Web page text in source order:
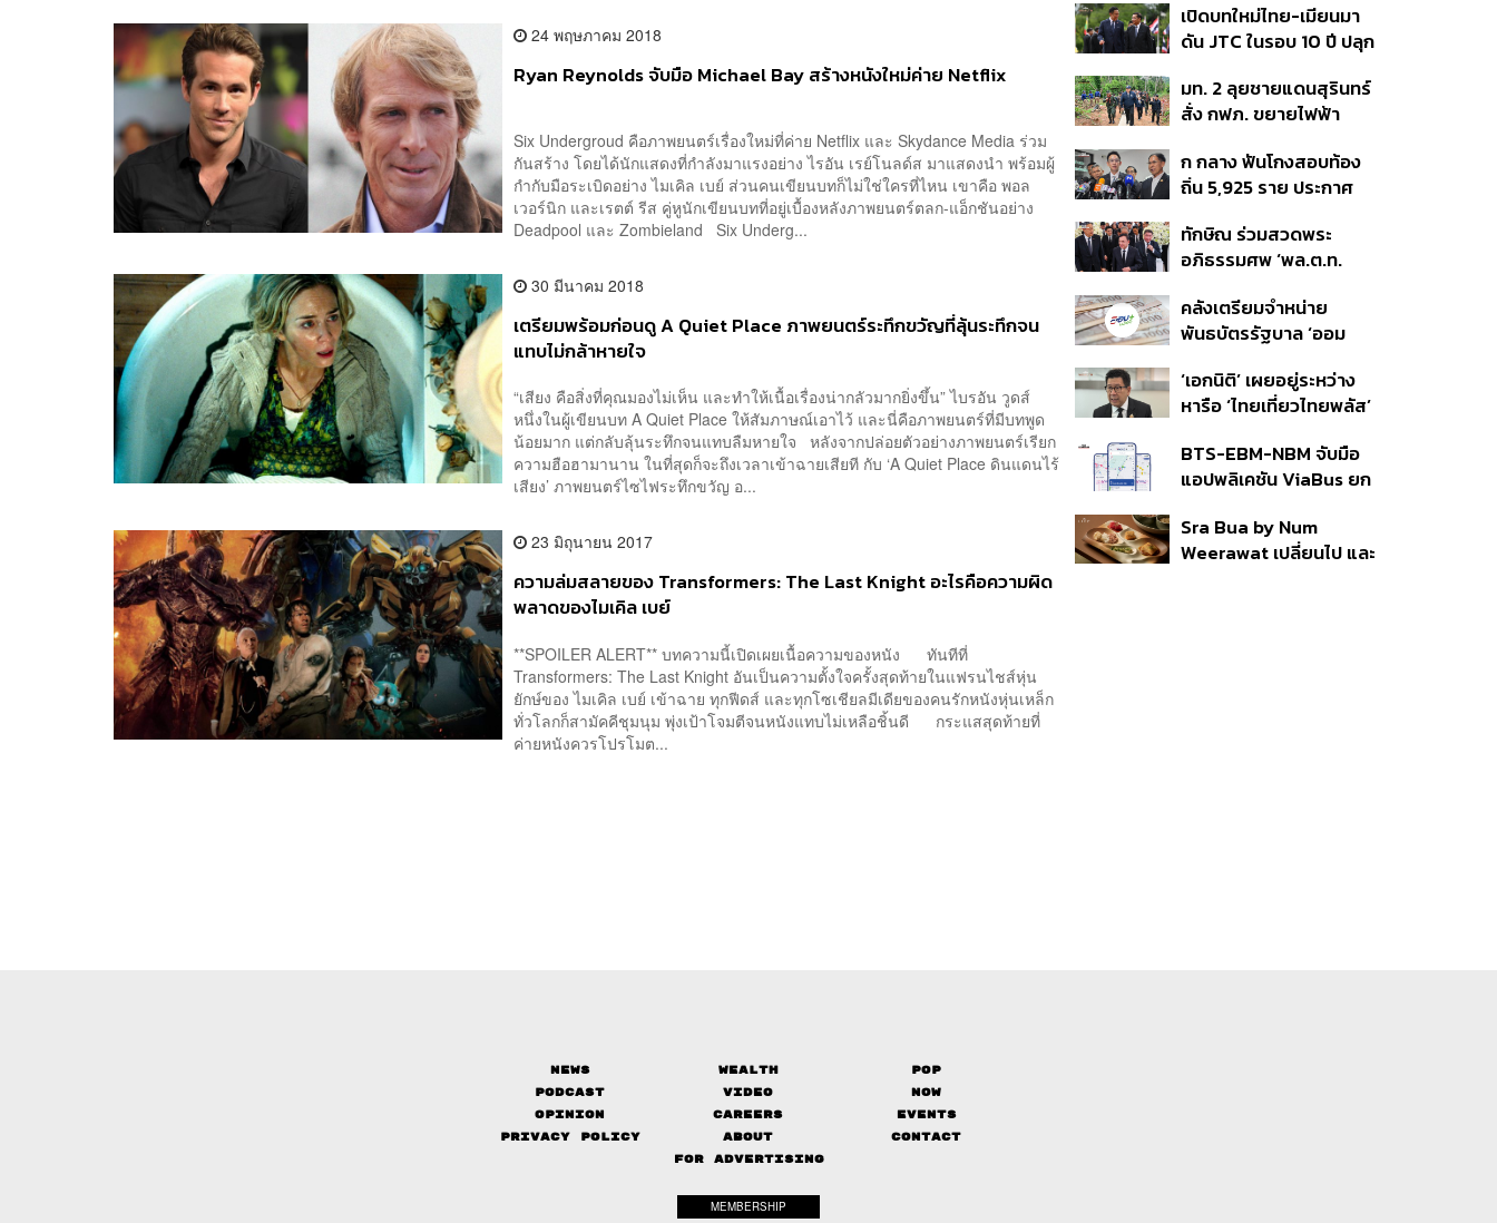
24 พฤษภาคม 2018
Ryan Reynolds จับมือ Michael Bay สร้างหนังใหม่ค่าย Netflix
Six Undergroud คือภาพยนตร์เรื่องใหม่ที่ค่าย Netflix และ Skydance Media ร่วม
กันสร้าง โดยได้นักแสดงที่กำลังมาแรงอย่าง ไรอัน เรย์โนลด์ส มาแสดงนำ พร้อมผู้
กำกับมือระเบิดอย่าง ไมเคิล เบย์ ส่วนคนเขียนบทก็ไม่ใช่ใครที่ไหน เขาคือ พอล
เวอร์นิก และเรตต์ รีส คู่หูนักเขียนบทที่อยู่เบื้องหลังภาพยนตร์ตลก-แอ็กชันอย่าง
Deadpool และ Zombieland Six Underg...
30 มีนาคม 2018
เตรียมพร้อมก่อนดู A Quiet Place ภาพยนตร์ระทึกขวัญที่ลุ้นระทึกจน
แทบไม่กล้าหายใจ
“เสียง คือสิ่งที่คุณมองไม่เห็น และทำให้เนื้อเรื่องน่ากลัวมากยิ่งขึ้น” ไบรอัน วูดส์
หนึ่งในผู้เขียนบท A Quiet Place ให้สัมภาษณ์เอาไว้ และนี่คือภาพยนตร์ที่มีบทพูด
น้อยมาก แต่กลับลุ้นระทึกจนแทบลืมหายใจ หลังจากปล่อยตัวอย่างภาพยนตร์เรียก
ความฮือฮามานาน ในที่สุดก็จะถึงเวลาเข้าฉายเสียที กับ ‘A Quiet Place ดินแดนไร้
เสียง’ ภาพยนตร์ไซไฟระทึกขวัญ อ...
23 มิถุนายน 2017
ความล่มสลายของ Transformers: The Last Knight อะไรคือความผิด
พลาดของไมเคิล เบย์
**SPOILER ALERT** บทความนี้เปิดเผยเนื้อความของหนัง ทันทีที่
Transformers: The Last Knight อันเป็นความตั้งใจครั้งสุดท้ายในแฟรนไชส์หุ่น
ยักษ์ของ ไมเคิล เบย์ เข้าฉาย ทุกฟีดส์ และทุกโซเชียลมีเดียของคนรักหนังหุ่นเหล็ก
ทั่วโลกก็สามัคคีชุมนุม พุ่งเป้าโจมตีจนหนังแทบไม่เหลือชิ้นดี กระแสสุดท้ายที่
ค่ายหนังควรโปรโมต...
ต่อดอลลาร์
อนุทิน จ่อสอบต่อเอี่ยว
ตัดตอน ม.บูรพา หรือไม่
เปิดบทใหม่ไทย-เมียนมา
ดัน JTC ในรอบ 10 ปี ปลุก
ชายแดน ท่าเรือน้ำลึก
ทวาย
มท. 2 ลุยชายแดนสุรินทร์
สั่ง กฟภ. ขยายไฟฟ้า
350’ เสริมความมั่นคง
ชายแดน
ก กลาง ฟันโกงสอบท้อง
ถิ่น 5,925 ราย ประกาศ
ราย รอ ป.ป.ช. ขีดเส้นแล้ว
เสร็จ 31 ส.ค.
ทักษิณ ร่วมสวดพระ
อภิธรรมศพ ‘พล.ต.ท.
สิน’ สิริอายุ 103 ปี แกนนำ
เพื่อไทย-บุคคลหลาก
คลังเตรียมจำหน่าย
พันธบัตรรัฐบาล ‘ออม
ก.ย.นี้ อาจเพิ่มสัดส่วนการ
ขายแบบ Small Lot First
‘เอกนิติ’ เผยอยู่ระหว่าง
หารือ ‘ไทยเที่ยวไทยพลัส’
แสนล้าน มั่นใจงบต่อ ‘ไทย
ช่วยไทย พลัส’ เฟส 2 มี
BTS-EBM-NBM จับมือ
แอปพลิเคชัน ViaBus ยก
รถไฟฟ้า 3 สายแบบเรียล
ไทม์
Sra Bua by Num
Weerawat เปลี่ยนไป และ
News Wealth
Pop
Podcast
Video
Now
Opinion
Careers
Events
Privacy Policy
About
Contact
FOR ADVERTISING
MEMBERSHIP